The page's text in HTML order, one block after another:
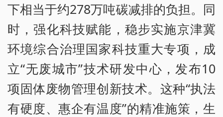
下相当于约278万吨碳减排的负担。同
时，强化科技赋能，稳步实施京津冀
环境综合治理国家科技重大专项，成
立“无废城市”技术研发中心，发布10
项固体废物管理创新技术。这种“执法
有硬度、惠企有温度”的精准施策，生